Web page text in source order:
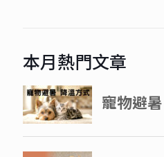
本月熱門文章